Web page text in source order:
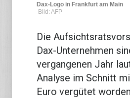
Dax-Logo in Frankfurt am Main
Bild: AFP
Die
Dax-Unternehmen
vergangenen Jahr
Analyse im Schnitt
Euro vergütet